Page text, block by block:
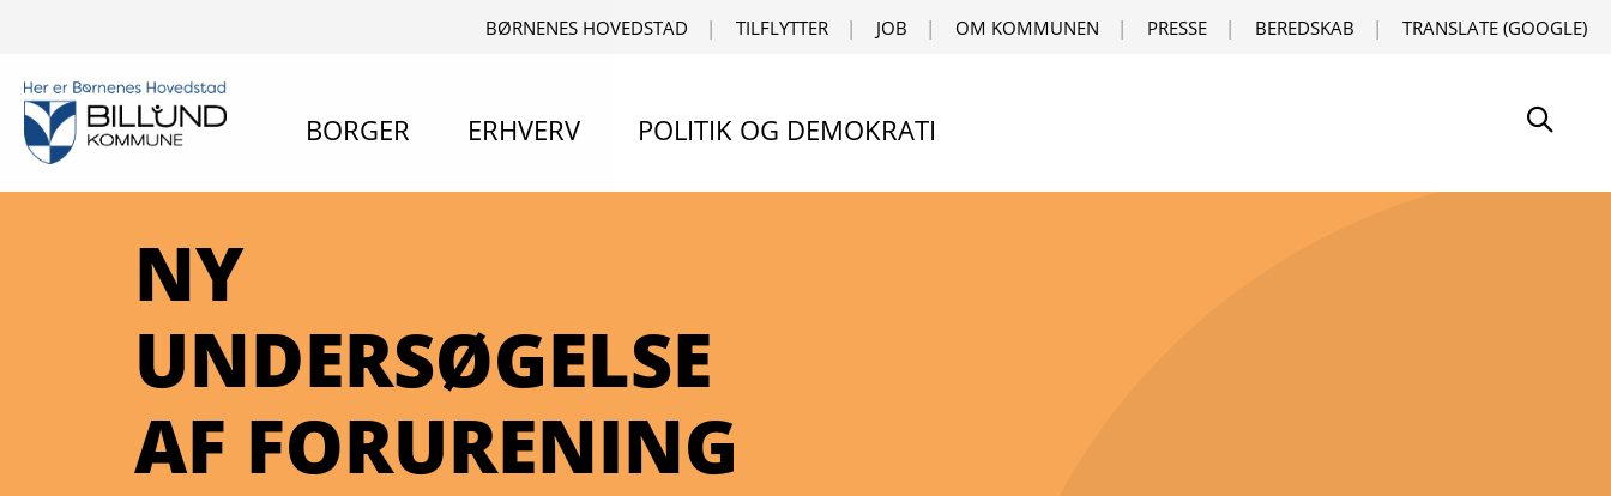
BØRNENES HOVEDSTAD TILFLYTTER JOB OM KOMMUNEN PRESSE BEREDSKAB TRANSLATE (GOOGLE)
BORGER ERHVERV POLITIK OG DEMOKRATI Søg
NY
UNDERSØGELSE
AF FORURENING